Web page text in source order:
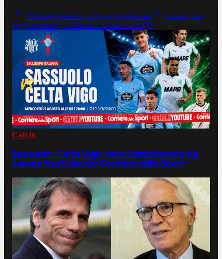
Ufficiale Gutierrez al Bayer Leverkusen
Lukaku non
raggiungerà oggi il Napoli a Castel di Sangro
Calcio
Sassuolo-Celta Vigo, rivivi l'amichevole sul
canale YouTube del Corriere dello Sport